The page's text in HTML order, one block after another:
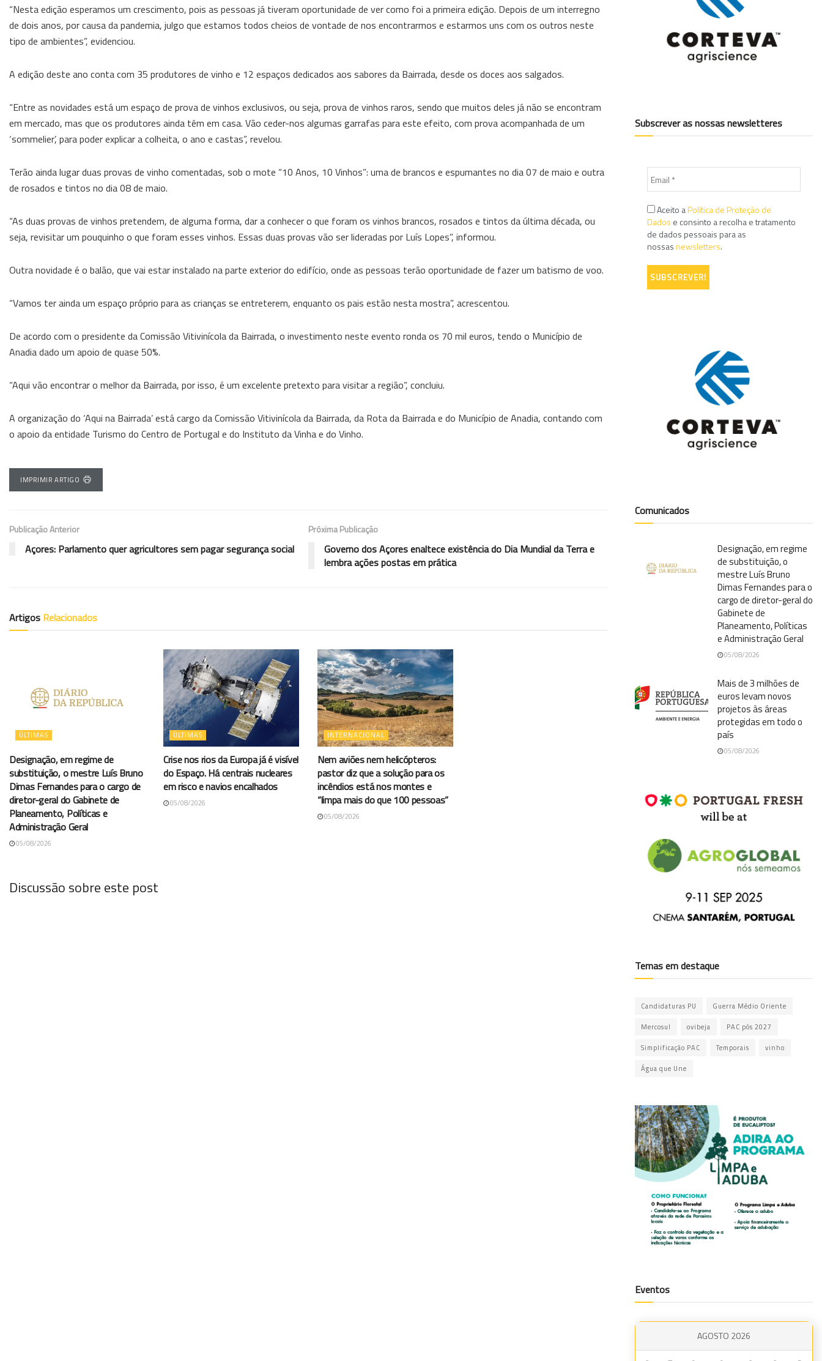
“Nesta edição esperamos um crescimento, pois as pessoas já tiveram oportunidade de ver como foi a primeira edição. Depois de um interregno
de dois anos, por causa da pandemia, julgo que estamos todos cheios de vontade de nos encontrarmos e estarmos uns com os outros neste
tipo de ambientes”, evidenciou.
A edição deste ano conta com 35 produtores de vinho e 12 espaços dedicados aos sabores da Bairrada, desde os doces aos salgados.
“Entre as novidades está um espaço de prova de vinhos exclusivos, ou seja, prova de vinhos raros, sendo que muitos deles já não se encontram
em mercado, mas que os produtores ainda têm em casa. Vão ceder-nos algumas garrafas para este efeito, com prova acompanhada de um
‘sommelier’, para poder explicar a colheita, o ano e castas”, revelou.
Terão ainda lugar duas provas de vinho comentadas, sob o mote “10 Anos, 10 Vinhos”: uma de brancos e espumantes no dia 07 de maio e outra
de rosados e tintos no dia 08 de maio.
“As duas provas de vinhos pretendem, de alguma forma, dar a conhecer o que foram os vinhos brancos, rosados e tintos da última década, ou
seja, revisitar um pouquinho o que foram esses vinhos. Essas duas provas vão ser lideradas por Luís Lopes”, informou.
Outra novidade é o balão, que vai estar instalado na parte exterior do edifício, onde as pessoas terão oportunidade de fazer um batismo de voo.
“Vamos ter ainda um espaço próprio para as crianças se entreterem, enquanto os pais estão nesta mostra”, acrescentou.
De acordo com o presidente da Comissão Vitivinícola da Bairrada, o investimento neste evento ronda os 70 mil euros, tendo o Município de
Anadia dado um apoio de quase 50%.
“Aqui vão encontrar o melhor da Bairrada, por isso, é um excelente pretexto para visitar a região”, concluiu.
A organização do ‘Aqui na Bairrada’ está cargo da Comissão Vitivinícola da Bairrada, da Rota da Bairrada e do Município de Anadia, contando com
o apoio da entidade Turismo do Centro de Portugal e do Instituto da Vinha e do Vinho.
IMPRIMIR ARTIGO
Publicação Anterior
Açores: Parlamento quer agricultores sem pagar segurança social
Próxima Publicação
Governo dos Açores enaltece existência do Dia Mundial da Terra e
lembra ações postas em prática
Artigos Relacionados
ÚLTIMAS
Designação, em regime de
substituição, o mestre Luís Bruno
Dimas Fernandes para o cargo de
diretor-geral do Gabinete de
Planeamento, Políticas e
Administração Geral
05/08/2026
ÚLTIMAS
Crise nos rios da Europa já é visível
do Espaço. Há centrais nucleares
em risco e navios encalhados
05/08/2026
INTERNACIONAL
Nem aviões nem helicópteros:
pastor diz que a solução para os
incêndios está nos montes e
“limpa mais do que 100 pessoas”
05/08/2026
Discussão sobre este post
Subscrever as nossas newsletteres
Aceito aPolítica de Proteção de
Dados e consinto a recolha e tratamento
de dados pessoais para as
nossasnewsletters.
Comunicados
Designação, em regime
de substituição, o
mestre Luís Bruno
Dimas Fernandes para o
cargo de diretor-geral do
Gabinete de
Planeamento, Políticas
e Administração Geral
05/08/2026
Mais de 3 milhões de
euros levam novos
projetos às áreas
protegidas em todo o
país
05/08/2026
Temas em destaque
Candidaturas PU Guerra Médio Oriente
Mercosul ovibeja PAC pós 2027
Simplificação PAC Temporais vinho
Água que Une
Eventos
AGOSTO 2026